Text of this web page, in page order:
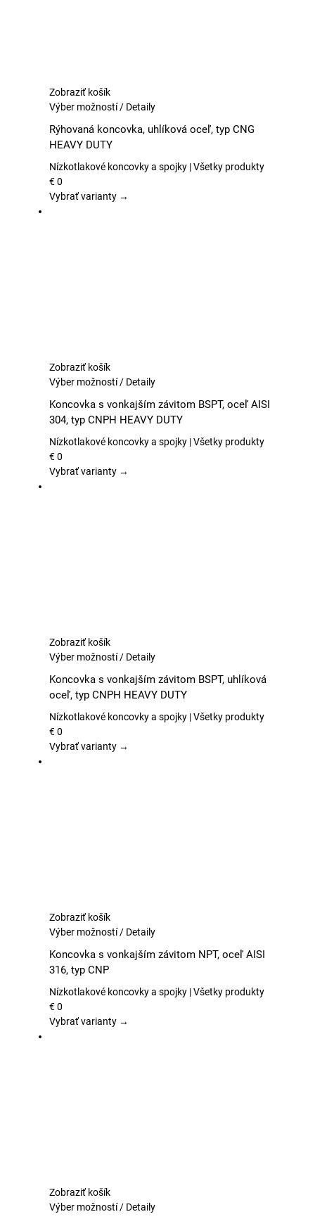
Zobraziť košík
Výber možností Tento
má
variantov.
si
/Detaily
Rýhovaná koncovka, uhlíková oceľ, typ CNG
HEAVY DUTY
Nízkotlakové koncovky a spojky | Všetky produkty
€0
Vybrať varianty →
Zobraziť košík
Výber možností Tento
má
viacero
variantov.
si
/Detaily
Koncovka s vonkajším závitom BSPT, oceľ AISI
304, typ CNPH HEAVY DUTY
Nízkotlakové koncovky a spojky | Všetky produkty
€0
Vybrať varianty →
Zobraziť košík
Výber možností Tento
má
viacero
variantov.
si
/Detaily
Koncovka s vonkajším závitom BSPT, uhlíková
oceľ, typ CNPH HEAVY DUTY
Nízkotlakové koncovky a spojky | Všetky produkty
€0
Vybrať varianty →
Zobraziť košík
Výber možností Tento
má
variantov.
si
/Detaily
Koncovka s vonkajším závitom NPT, oceľ AISI
316, typ CNP
Nízkotlakové koncovky a spojky | Všetky produkty
€0
Vybrať varianty →
Zobraziť košík
Výber možností Tento
/Detaily